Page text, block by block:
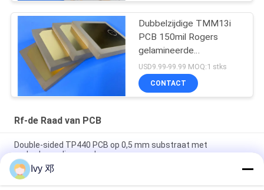
Dubbelzijdige TMM13i
PCB 150mil Rogers
gelamineerde
hoogfrequente circuits
USD9.99-99.99 MOQ:1 stks
CONTACT
Rf-de Raad van PCB
Double-sided TP440 PCB op 0,5 mm substraat met
onderdompeling goud
Dubbelzijdig CER-10 High-Frequency PCB 30mil Laminate
Immersion zilver
Ivy 邓